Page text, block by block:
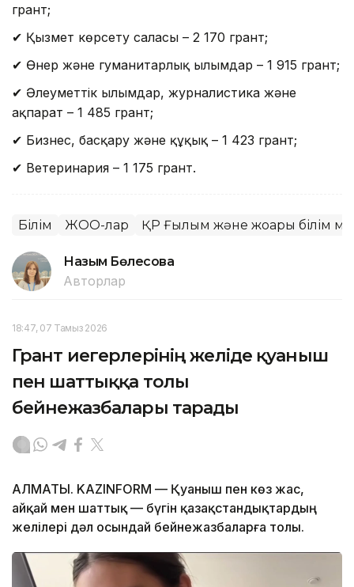
грант;
✔ Қызмет көрсету саласы – 2 170 грант;
✔ Өнер және гуманитарлық ғылымдар – 1 915 грант;
✔ Әлеуметтік ғылымдар, журналистика және
ақпарат – 1 485 грант;
✔ Бизнес, басқару және құқық – 1 423 грант;
✔ Ветеринария – 1 175 грант.
Білім ЖОО-лар ҚР Ғылым және жоғары білім
Назым Бөлесова
Авторлар
18:47, 07 Тамыз 2026
Грант иегерлерінің желіде қуаныш
пен шаттыққа толы
бейнежазбалары тарады
АЛМАТЫ. KAZINFORM — Қуаныш пен көз жас,
айқай мен шаттық — бүгін қазақстандықтардың
желілері дәл осындай бейнежазбаларға толы.